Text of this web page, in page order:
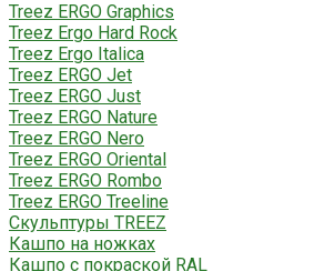
Treez ERGO Graphics
Treez Ergo Hard Rock
Treez Ergo Italica
Treez ERGO Jet
Treez ERGO Just
Treez ERGO Nature
Treez ERGO Nero
Treez ERGO Oriental
Treez ERGO Rombo
Treez ERGO Treeline
Скульптуры TREEZ
Кашпо на ножках
Кашпо с покраской RAL